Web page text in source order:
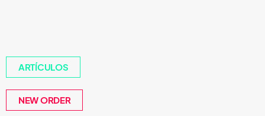
ARTÍCULOS
NEW ORDER